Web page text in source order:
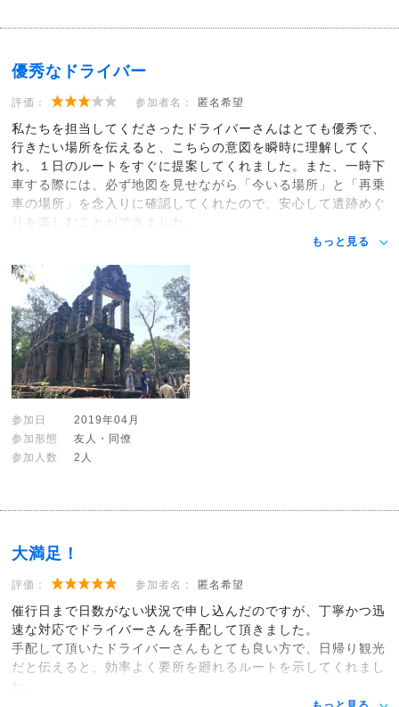
優秀なドライバー
評価： 参加者名： 匿名希望
私たちを担当してくださったドライバーさんはとても優秀で、
行きたい場所を伝えると、こちらの意図を瞬時に理解してく
れ、１日のルートをすぐに提案してくれました。また、一時下
車する際には、必ず地図を見せながら「今いる場所」と「再乗
車の場所」を念入りに確認してくれたので、安心して遺跡めぐ
りを楽しむことができました。
もっと見る
参加日
2019年04月
参加形態
友人・同僚
参加人数
2人
大満足！
評価： 参加者名： 匿名希望
催行日まで日数がない状況で申し込んだのですが、丁寧かつ迅
速な対応でドライバーさんを手配して頂きました。
手配して頂いたドライバーさんもとても良い方で、日帰り観光
だと伝えると、効率よく要所を廻れるルートを示してくれまし
た。